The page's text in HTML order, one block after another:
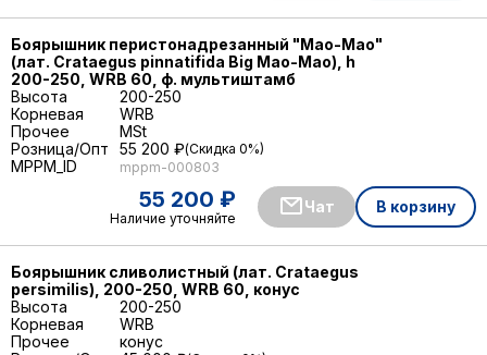
Боярышник перистонадрезанный "Мао-Мао"
(лат. Crataegus pinnatifida Big Мао-Мао), h
200-250, WRB 60, ф. мультиштамб
Высота
200-250
Корневая
WRB
Прочее
MSt
Розница/Опт
55 200 ₽ Скидка 0%
55 200 ₽
Наличие уточняйте
Чат В корзину
MPPM_ID mppm-000803
Боярышник сливолистный (лат. Crataegus
persimilis), 200-250, WRB 60, конус
Высота
200-250
Корневая
WRB
Прочее
конус